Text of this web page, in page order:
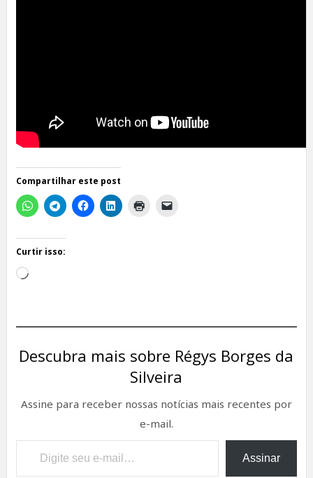
Compartilhar este post
Curtir isso:
Carregando...
Descubra mais sobre Régys Borges da
Silveira
Assine para receber nossas notícias mais recentes por
e-mail.
Digite seu e-mail…
Assinar